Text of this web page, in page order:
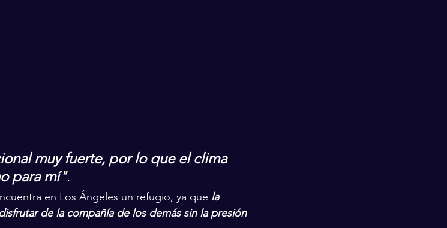
muy fuerte, por lo que el clima
para mí".
en Los Ángeles un refugio, ya que la
de la compañía de los demás sin la presión